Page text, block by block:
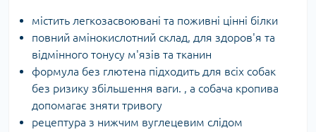
містить легкозасвоювані та поживні цінні білки
повний амінокислотний склад, для здоров'я та
відмінного тонусу м'язів та тканин
формула без глютена підходить для всіх собак
без ризику збільшення ваги. , а собача кропива
допомагає зняти тривогу
рецептура з нижчим вуглецевим слідом